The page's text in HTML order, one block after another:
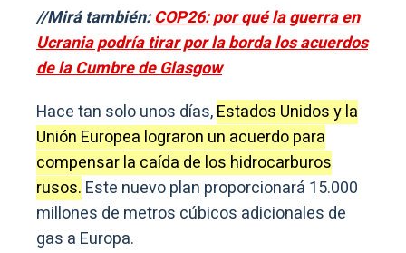
//Mirá también:COP26: por qué la guerra en
Ucrania podría tirar por la borda los acuerdos
de la Cumbre de Glasgow
Hace tan solo unos días,Estados Unidos y la
Unión Europea lograron un acuerdo para
compensar la caída de los hidrocarburos
rusos. Este nuevo plan proporcionará 15.000
millones de metros cúbicos adicionales de
gas a Europa.